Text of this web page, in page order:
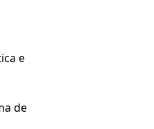
e
de